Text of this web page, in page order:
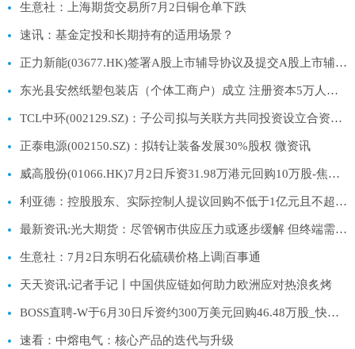
生意社：上海期货交易所7月2日铜仓单下跌
速讯：基金定投和长期持有的适用场景？
正力新能(03677.HK)签署A股上市辅导协议及提交A股上市辅导备案申请|短讯
东光县安然纸塑包装店（个体工商户）成立 注册资本5万人民币-当前热点
TCL中环(002129.SZ)：子公司拟与关联方共同投资设立合资公司
正泰电源(002150.SZ)：拟转让装备发展30%股权 微资讯
威高股份(01066.HK)7月2日斥资31.98万港元回购10万股-焦点速递
利亚德：控股股东、实际控制人提议回购不低于1亿元且不超过2亿元公司股份 每日动态
最新资讯:光大期货：尽管钢市供应压力或逐步缓解 但终端需求低迷料继续压制钢价
生意社：7月2日东明石化硫磺价格上调|百事通
天天资讯:记者手记丨中国供应链如何助力欧洲应对热浪炙烤
BOSS直聘-W于6月30日斥资约300万美元回购46.48万股_快资讯
速看：中熔电气：核心产品的迭代与升级